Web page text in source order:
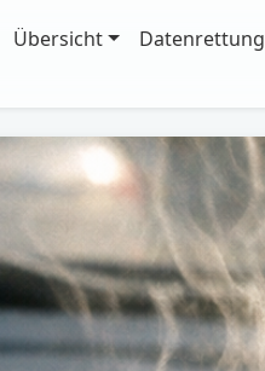
Übersicht Datenrettung